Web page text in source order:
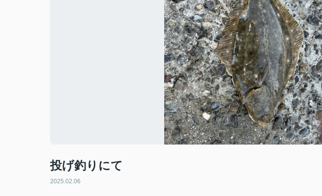
投げ釣りにて
2025.02.06